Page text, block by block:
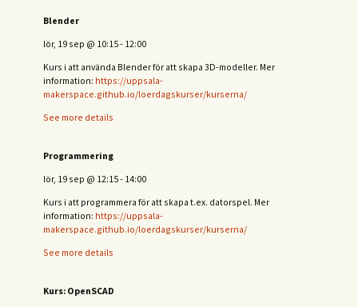
Blender
lör, 19 sep @ 10:15- 12:00
Kurs i att använda Blender för att skapa 3D-modeller. Mer
information: https://uppsala-
makerspace.github.io/loerdagskurser/kurserna/
See more details
Programmering
lör, 19 sep @ 12:15- 14:00
Kurs i att programmera för att skapa t.ex. datorspel. Mer
information: https://uppsala-
makerspace.github.io/loerdagskurser/kurserna/
See more details
Kurs: OpenSCAD